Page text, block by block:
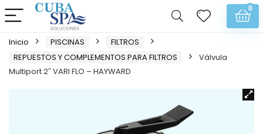
0
Inicio PISCINAS
FILTROS
REPUESTOS Y COMPLEMENTOS PARA FILTROS
Válvula
Multiport 2″ VARI FLO – HAYWARD